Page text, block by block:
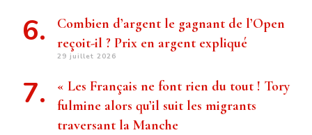
Combien d’argent le gagnant de l’Open
reçoit-il ? Prix ​​en argent expliqué
29 juillet 2026
« Les Français ne font rien du tout ! Tory
fulmine alors qu’il suit les migrants
traversant la Manche